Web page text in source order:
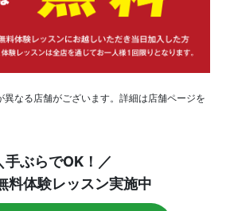
なる店舗がございます。詳細は店舗ページを
手ぶらでOK！／
料体験レッスン実施中